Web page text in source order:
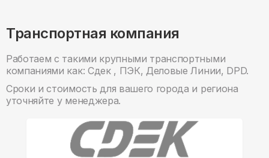
Транспортная компания
Работаем с такими крупными транспортными
компаниями как: Сдек , ПЭК, Деловые Линии, DPD.
Сроки и стоимость для вашего города и региона
уточняйте у менеджера.